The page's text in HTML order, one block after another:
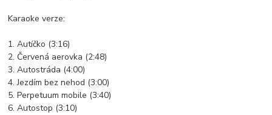
Karaoke verze:
1. Autíčko (3:16)
2. Červená aerovka (2:48)
3. Autostráda (4:00)
4. Jezdím bez nehod (3:00)
5. Perpetuum mobile (3:40)
6. Autostop (3:10)